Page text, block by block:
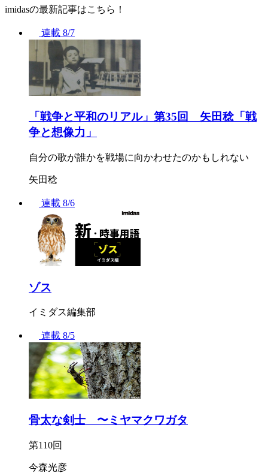
imidasの最新記事はこちら！
連載 8/7
「戦争と平和のリアル」第35回 矢田稔「戦
争と想像力」
自分の歌が誰かを戦場に向かわせたのかもしれない
矢田稔
連載 8/6
ゾス
イミダス編集部
連載 8/5
骨太な剣士 〜ミヤマクワガタ
第110回
今森光彦